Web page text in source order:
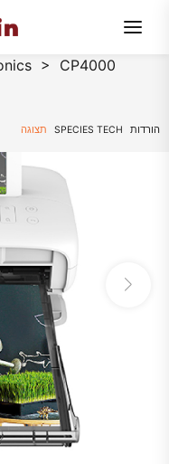
>
CP4000
תצוגה SPECIES TECH הורדות